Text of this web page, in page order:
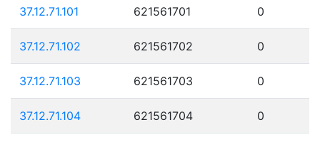
37.12.71.101 621561701 0
37.12.71.102 621561702 0
37.12.71.103 621561703 0
37.12.71.104 621561704 0